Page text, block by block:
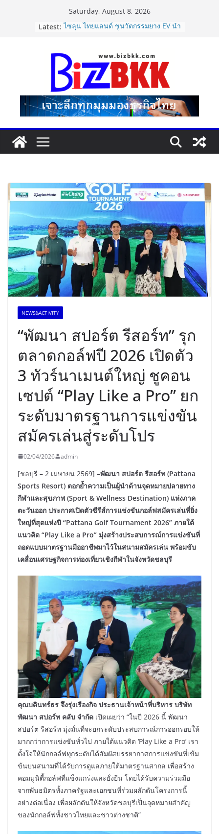
Saturday, August 8, 2026
Latest: ไซลุน ไทยแลนด์ ชูนวัตกรรมยาง EV นำ
2026
นายกฯ–รมว.ท่องเที่ยว ชื่นชม “เนเน่
รอยัล” หลังสร้างชื่อเสียงประเทศไทยบน
เวที America’s Got Talent พร้อมส่ง
กำลังใจสู่รอบต่อไป
Dr.TATTOF ประกาศยกระดับองค์กร ชู
แนวคิด “LASER” คุณค่าหลักในการขับ
ปฏิรูปภาษีบุหรี่ต้องถึงจุดเปลี่ยน สมาคม
การค้ายาสูบไทย หนุนโครงสร้างอัตรา
เดียว ลดบิดเบือนตลาด เพิ่ม
Plus”ยกระดับความอุ่นใจในการจัดส่ง
คุ้มครองสูงสุด 50,000 บาท ตอบโจทย์
สินค้ามูลค่าสูง
NEWS&ACTIVITY
“พัฒนา สปอร์ต รีสอร์ท” รุก
ตลาดกอล์ฟปี 2026 เปิดตัว
3 ทัวร์นาเมนต์ใหญ่ ชูคอน
เซปต์ “Play Like a Pro” ยก
ระดับมาตรฐานการแข่งขัน
สมัครเล่นสู่ระดับโปร
02/04/2026 admin
[ชลบุรี – 2 เมษายน 2569] –พัฒนา สปอร์ต รีสอร์ท (Pattana
Sports Resort) ตอกย้ำความเป็นผู้นำด้านจุดหมายปลายทาง
กีฬาและสุขภาพ (Sport & Wellness Destination) แห่งภาค
ตะวันออก ประกาศเปิดตัวซีรีส์การแข่งขันกอล์ฟสมัครเล่นที่ยิ่ง
ใหญ่ที่สุดแห่งปี “Pattana Golf Tournament 2026” ภายใต้
แนวคิด “Play Like a Pro” มุ่งสร้างประสบการณ์การแข่งขันที่
ถอดแบบมาตรฐานมืออาชีพมาไว้ในสนามสมัครเล่น พร้อมขับ
เคลื่อนเศรษฐกิจการท่องเที่ยวเชิงกีฬาในจังหวัดชลบุรี
คุณบดินทร์ธร จึงรุ่งเรืองกิจ ประธานเจ้าหน้าที่บริหาร บริษัท
พัฒนา สปอร์ท คลับ จำกัด เปิดเผยว่า “ในปี 2026 นี้ พัฒนา
สปอร์ต รีสอร์ท มุ่งมั่นที่จะยกระดับประสบการณ์การออกรอบให้
มากกว่าการแข่งขันทั่วไป ภายใต้แนวคิด ‘Play Like a Pro’ เรา
ตั้งใจให้นักกอล์ฟทุกระดับได้สัมผัสบรรยากาศการแข่งขันที่เข้ม
ข้นบนสนามที่ได้รับการดูแลภายใต้มาตรฐานสากล เพื่อสร้าง
คอมมูนิตี้กอล์ฟที่แข็งแกร่งและยั่งยืน โดยได้รับความร่วมมือ
จากพันธมิตรทั้งภาครัฐและเอกชนที่ร่วมผลักดันโครงการนี้
อย่างต่อเนื่อง เพื่อผลักดันให้จังหวัดชลบุรีเป็นจุดหมายสำคัญ
ของนักกอล์ฟทั้งชาวไทยและชาวต่างชาติ”